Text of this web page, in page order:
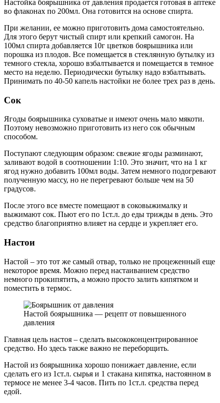
Настойка боярышника от давления продается готовая в аптеке
во флаконах по 200мл. Она готовится на основе спирта.
При желании, ее можно приготовить дома самостоятельно.
Для этого берут чистый спирт или крепкий самогон. На
100мл спирта добавляется 10г цветков боярышника или
порошка из плодов. Все помещается в стеклянную бутылку из
темного стекла, хорошо взбалтывается и помещается в темное
место на неделю. Периодически бутылку надо взбалтывать.
Принимать по 40-50 капель настойки не более трех раз в день.
Сок
Ягоды боярышника суховатые и имеют очень мало мякоти.
Поэтому невозможно приготовить из него сок обычным
способом.
Поступают следующим образом: свежие ягоды разминают,
заливают водой в соотношении 1:10. Это значит, что на 1 кг
ягод нужно добавить 100мл воды. Затем немного подогревают
полученную массу, но не перегревают больше чем на 50
градусов.
После этого все вместе помещают в соковыжималку и
выжимают сок. Пьют его по 1ст.л. до еды трижды в день. Это
средство благоприятно влияет на сердце и укрепляет его.
Настои
Настой – это тот же самый отвар, только не процеженный еще
некоторое время. Можно перед настаиванием средство
немного прокипятить, а можно просто залить кипятком и
поместить в термос.
Настой боярышника — рецепт от повышенного
давления
Главная цель настоя – сделать высококонцентрированное
средство. Но здесь также важно не переборщить.
Настой из боярышника хорошо понижает давление, если
сделать его из 1ст.л. сырья и 1 стакана кипятка, настоянном в
термосе не менее 3-4 часов. Пить по 1ст.л. средства перед
едой.